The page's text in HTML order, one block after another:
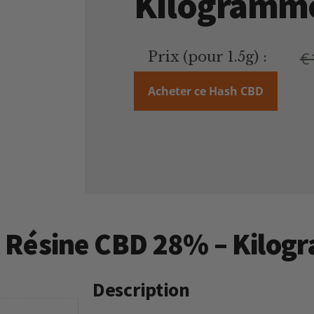
Prix (pour 1.5g) : €
Acheter ce Hash CBD
CBD 28% –
Description